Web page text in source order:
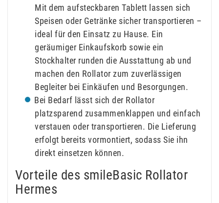
Mit dem aufsteckbaren Tablett lassen sich
Speisen oder Getränke sicher transportieren –
ideal für den Einsatz zu Hause. Ein
geräumiger Einkaufskorb sowie ein
Stockhalter runden die Ausstattung ab und
machen den Rollator zum zuverlässigen
Begleiter bei Einkäufen und Besorgungen.
Bei Bedarf lässt sich der Rollator
platzsparend zusammenklappen und einfach
verstauen oder transportieren. Die Lieferung
erfolgt bereits vormontiert, sodass Sie ihn
direkt einsetzen können.
Vorteile des smileBasic Rollator
Hermes